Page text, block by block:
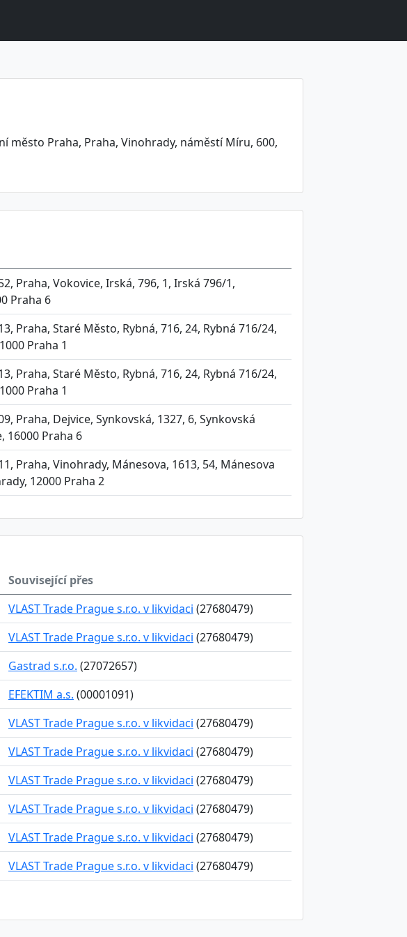
město Praha, Praha, Vinohrady, náměstí Míru, 600,
Praha, Vokovice, Irská, 796, 1, Irská 796/1,
Praha 6
Praha, Staré Město, Rybná, 716, 24, Rybná 716/24,
Praha 1
Praha, Staré Město, Rybná, 716, 24, Rybná 716/24,
Praha 1
Praha, Dejvice, Synkovská, 1327, 6, Synkovská
16000 Praha 6
Praha, Vinohrady, Mánesova, 1613, 54, Mánesova
12000 Praha 2
Související přes
VLAST Trade Prague s.r.o. v likvidaci (27680479)
VLAST Trade Prague s.r.o. v likvidaci (27680479)
Gastrad s.r.o. (27072657)
EFEKTIM a.s. (00001091)
VLAST Trade Prague s.r.o. v likvidaci (27680479)
VLAST Trade Prague s.r.o. v likvidaci (27680479)
VLAST Trade Prague s.r.o. v likvidaci (27680479)
VLAST Trade Prague s.r.o. v likvidaci (27680479)
VLAST Trade Prague s.r.o. v likvidaci (27680479)
VLAST Trade Prague s.r.o. v likvidaci (27680479)